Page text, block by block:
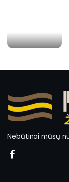
Nebūtinai mūsų